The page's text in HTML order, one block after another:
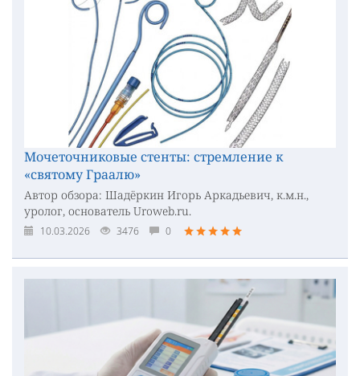
Мочеточниковые стенты: стремление к
«святому Граалю»
Автор обзора: Шадёркин Игорь Аркадьевич, к.м.н.,
уролог, основатель Uroweb.ru.
10.03.2026 3476 0